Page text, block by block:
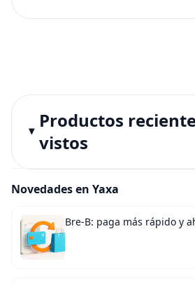
Productos
vistos
Novedades en Yaxa
Bre-B: paga más rápido y